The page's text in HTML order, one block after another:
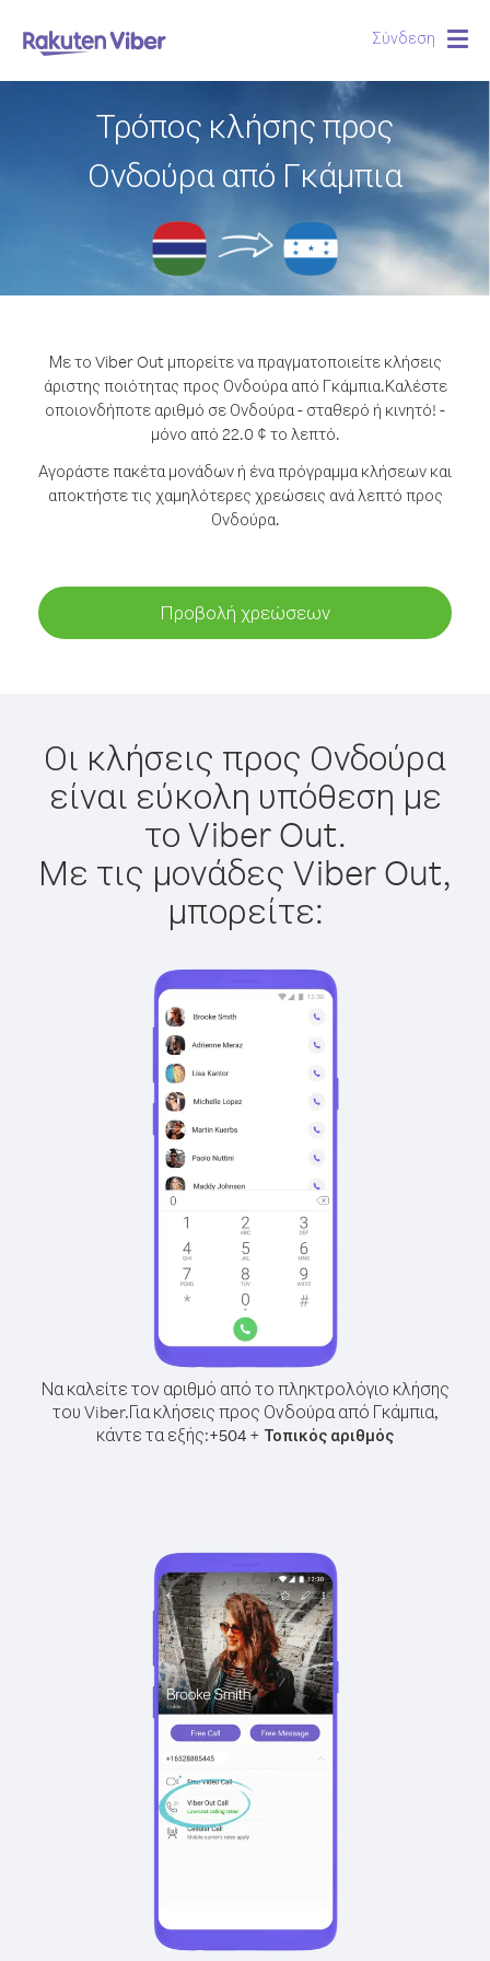
Σύνδεση
Τρόπος κλήσης προς
Ονδούρα από Γκάμπια
Με το Viber Out μπορείτε να πραγματοποιείτε κλήσεις
άριστης ποιότητας προς Ονδούρα από Γκάμπια.Καλέστε
οποιονδήποτε αριθμό σε Ονδούρα - σταθερό ή κινητό! -
μόνο από 22.0 ¢ το λεπτό.
Αγοράστε πακέτα μονάδων ή ένα πρόγραμμα κλήσεων και
αποκτήστε τις χαμηλότερες χρεώσεις ανά λεπτό προς
Ονδούρα.
Προβολή χρεώσεων
Οι κλήσεις προς Ονδούρα
είναι εύκολη υπόθεση με
το Viber Out.
Με τις μονάδες Viber Out,
μπορείτε:
Να καλείτε τον αριθμό από το πληκτρολόγιο κλήσης
του Viber.Για κλήσεις προς Ονδούρα από Γκάμπια,
κάντε τα εξής:+504 + Τοπικός αριθμός